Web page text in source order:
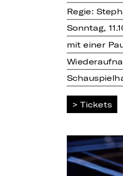
Regie:
Sonntag,
mit einer
Tickets